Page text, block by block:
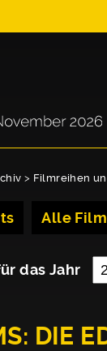
> Filmreihen
Alle
das Jahr
DIE